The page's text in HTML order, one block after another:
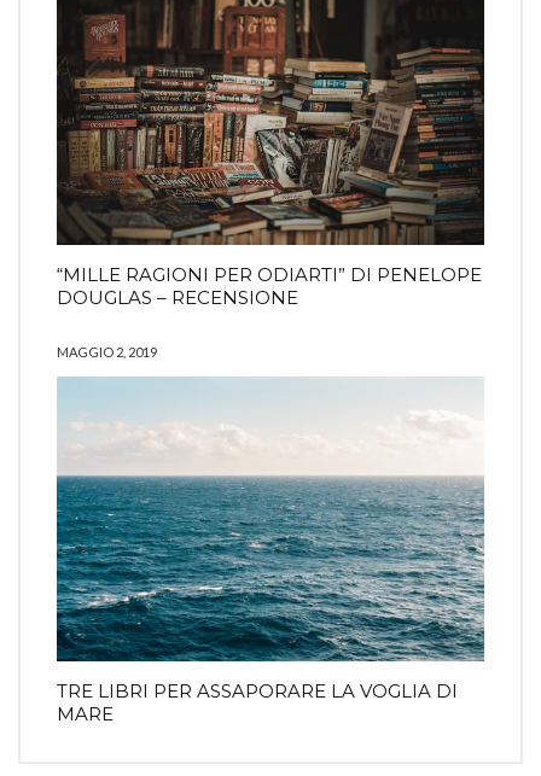
“MILLE RAGIONI PER ODIARTI” DI PENELOPE
DOUGLAS – RECENSIONE
MAGGIO 2, 2019
TRE LIBRI PER ASSAPORARE LA VOGLIA DI
MARE